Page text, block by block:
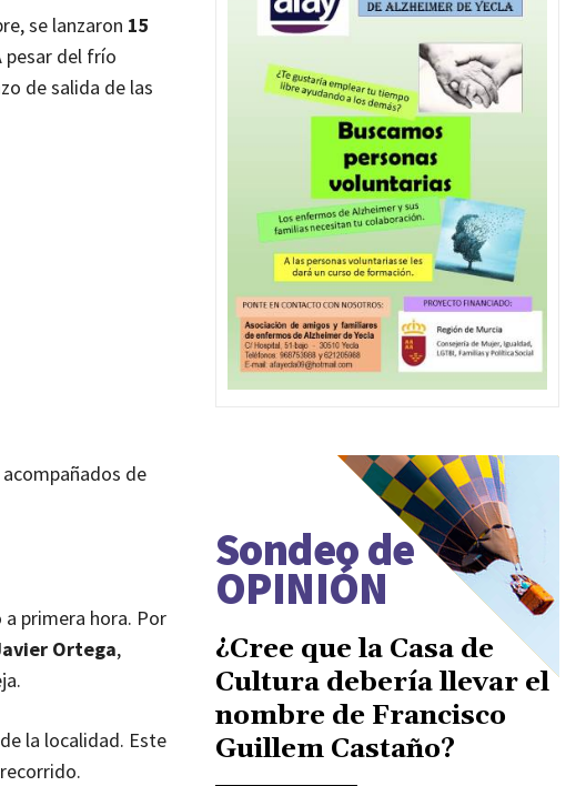
se lanzaron 15
pesar del frío
de salida de las
de
a primera hora. Por
Ortega,
la localidad. Este
Sondeo de
OPINIÓN
¿Cree que la Casa de
Cultura debería llevar el
nombre de Francisco
Guillem Castaño?